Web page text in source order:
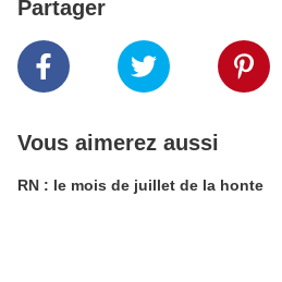
Partager
Vous aimerez aussi
RN : le mois de juillet de la honte